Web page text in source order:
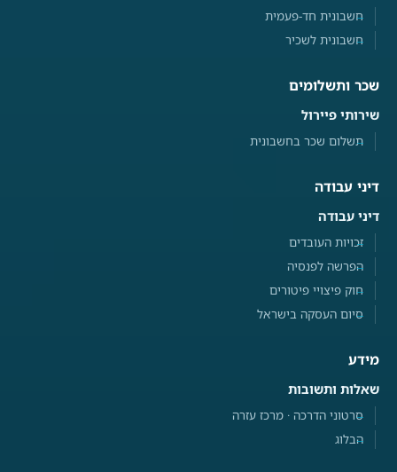
חשבונית חד-פעמית
חשבונית לשכיר
שכר ותשלומים
שירותי פיירול
תשלום שכר בחשבונית
דיני עבודה
דיני עבודה
זכויות העובדים
הפרשה לפנסיה
חוק פיצויי פיטורים
סיום העסקה בישראל
מידע
שאלות ותשובות
סרטוני הדרכה · מרכז עזרה
הבלוג